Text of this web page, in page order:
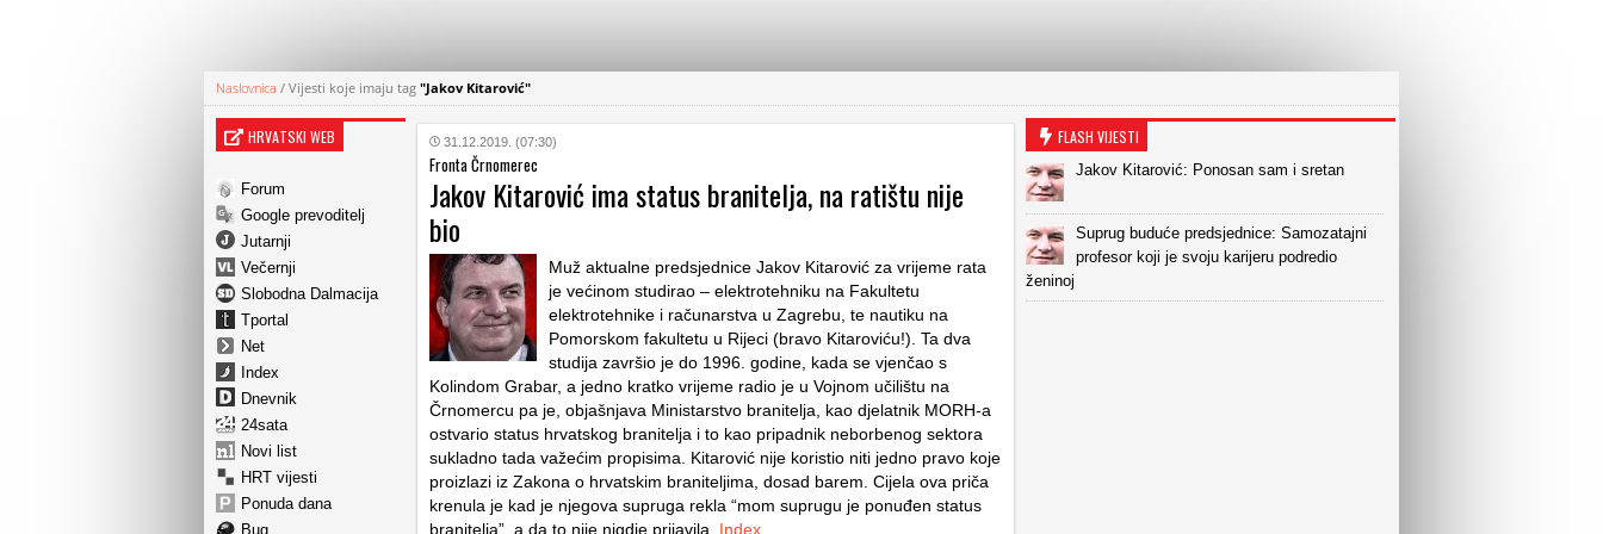
Naslovnica / Vijesti koje imaju tag "Jakov Kitarović"
HRVATSKI WEB
Forum
Google prevoditelj
Jutarnji
Večernji
Slobodna Dalmacija
Tportal
Net
Index
Dnevnik
24sata
Novi list
HRT vijesti
Ponuda dana
Bug
31.12.2019. (07:30)
Fronta Črnomerec
Jakov Kitarović ima status branitelja, na ratištu nije
bio
Muž aktualne predsjednice Jakov Kitarović za vrijeme rata
je većinom studirao – elektrotehniku na Fakultetu
elektrotehnike i računarstva u Zagrebu, te nautiku na
Pomorskom fakultetu u Rijeci (bravo Kitaroviću!). Ta dva
studija završio je do 1996. godine, kada se vjenčao s
Kolindom Grabar, a jedno kratko vrijeme radio je u Vojnom učilištu na
Črnomercu pa je, objašnjava Ministarstvo branitelja, kao djelatnik MORH-a
ostvario status hrvatskog branitelja i to kao pripadnik neborbenog sektora
sukladno tada važećim propisima. Kitarović nije koristio niti jedno pravo koje
proizlazi iz Zakona o hrvatskim braniteljima, dosad barem. Cijela ova priča
krenula je kad je njegova supruga rekla “mom suprugu je ponuđen status
branitelja”, a da to nije nigdje prijavila. Index
FLASH VIJESTI
Jakov Kitarović: Ponosan sam i sretan
Suprug buduće predsjednice: Samozatajni
profesor koji je svoju karijeru podredio
ženinoj